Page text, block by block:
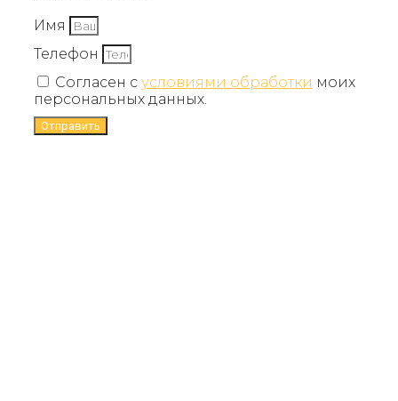
Имя
Телефон
Согласен с условиями обработки моих
персональных данных.
Отправить